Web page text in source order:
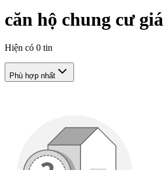
căn hộ chung cư
Hiện có 0 tin
Phù hợp nhất